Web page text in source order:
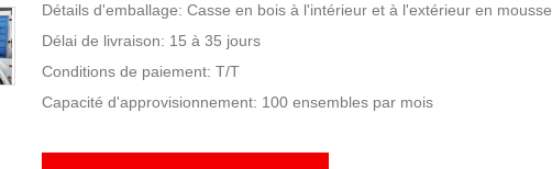
Détails d'emballage: Casse en bois à l'intérieur et à l'extérieur en mousse
Délai de livraison: 15 à 35 jours
Conditions de paiement: T/T
Capacité d'approvisionnement: 100 ensembles par mois